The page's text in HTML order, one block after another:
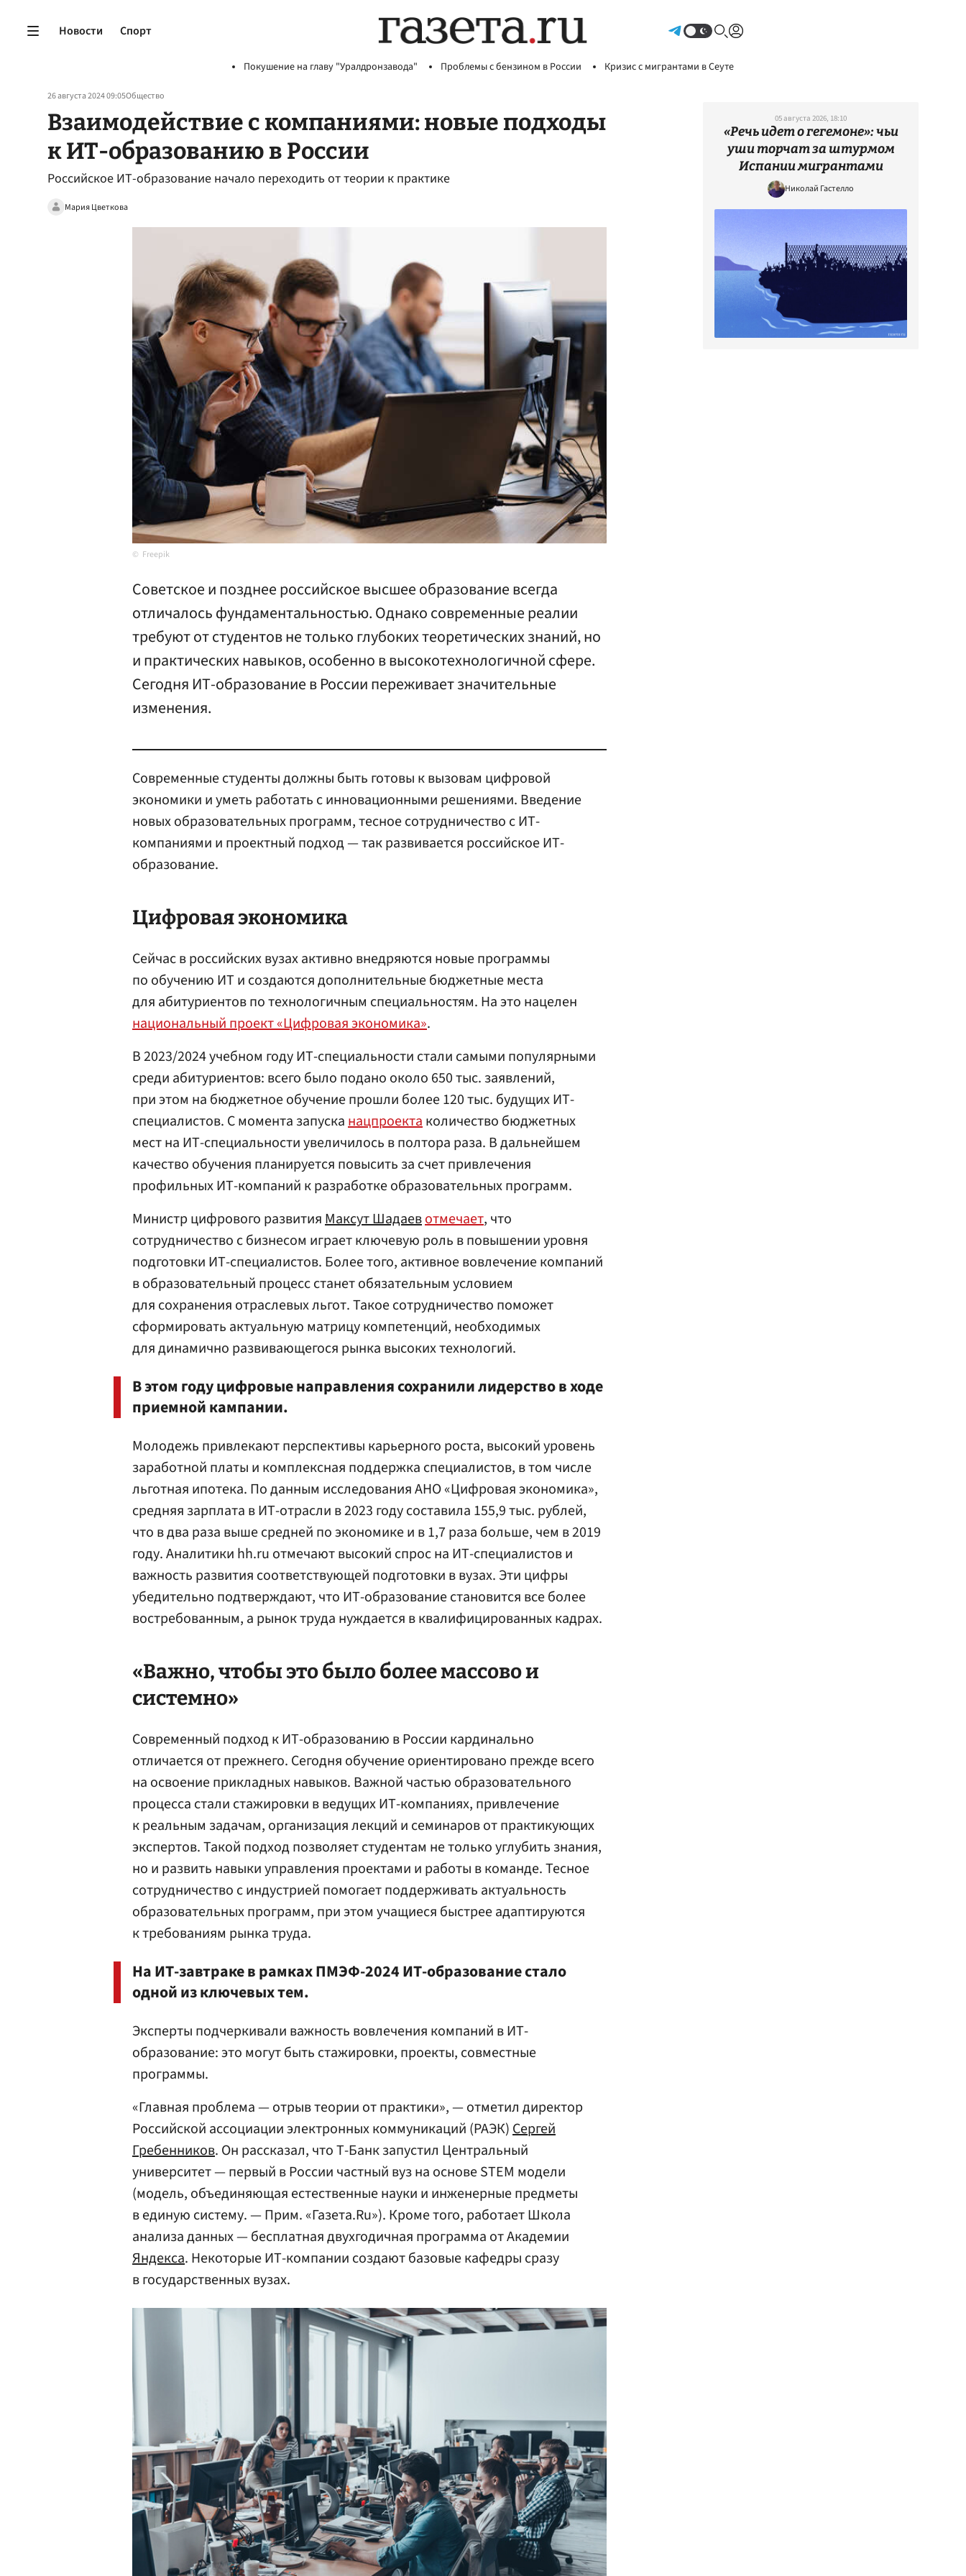
Новости Спорт
Покушение на главу "Уралдронзавода" Проблемы с бензином в России Кризис с мигрантами в Сеуте
26 августа 2024 09:05Общество
Взаимодействие с компаниями: новые подходы
к ИТ-образованию в России
Российское ИТ-образование начало переходить от теории к практике
Мария Цветкова
Freepik
Советское и позднее российское высшее образование всегда
отличалось фундаментальностью. Однако современные реалии
требуют от студентов не только глубоких теоретических знаний, но
и практических навыков, особенно в высокотехнологичной сфере.
Сегодня ИТ-образование в России переживает значительные
изменения.
Современные студенты должны быть готовы к вызовам цифровой
экономики и уметь работать с инновационными решениями. Введение
новых образовательных программ, тесное сотрудничество с ИТ-
компаниями и проектный подход — так развивается российское ИТ-
образование.
Цифровая экономика
Сейчас в российских вузах активно внедряются новые программы
по обучению ИТ и создаются дополнительные бюджетные места
для абитуриентов по технологичным специальностям. На это нацелен
национальный проект «Цифровая экономика».
В 2023/2024 учебном году ИТ-специальности стали самыми популярными
среди абитуриентов: всего было подано около 650 тыс. заявлений,
при этом на бюджетное обучение прошли более 120 тыс. будущих ИТ-
специалистов. С момента запусканацпроектаколичество бюджетных
мест на ИТ-специальности увеличилось в полтора раза. В дальнейшем
качество обучения планируется повысить за счет привлечения
профильных ИТ-компаний к разработке образовательных программ.
Министр цифрового развитияМаксут Шадаевотмечает, что
сотрудничество с бизнесом играет ключевую роль в повышении уровня
подготовки ИТ-специалистов. Более того, активное вовлечение компаний
в образовательный процесс станет обязательным условием
для сохранения отраслевых льгот. Такое сотрудничество поможет
сформировать актуальную матрицу компетенций, необходимых
для динамично развивающегося рынка высоких технологий.
В этом году цифровые направления сохранили лидерство в ходе
приемной кампании.
Молодежь привлекают перспективы карьерного роста, высокий уровень
заработной платы и комплексная поддержка специалистов, в том числе
льготная ипотека. По данным исследования АНО «Цифровая экономика»,
средняя зарплата в ИТ-отрасли в 2023 году составила 155,9 тыс. рублей,
что в два раза выше средней по экономике и в 1,7 раза больше, чем в 2019
году. Аналитики hh.ru отмечают высокий спрос на ИТ-специалистов и
важность развития соответствующей подготовки в вузах. Эти цифры
убедительно подтверждают, что ИТ-образование становится все более
востребованным, а рынок труда нуждается в квалифицированных кадрах.
«Важно, чтобы это было более массово и
системно»
Современный подход к ИТ-образованию в России кардинально
отличается от прежнего. Сегодня обучение ориентировано прежде всего
на освоение прикладных навыков. Важной частью образовательного
процесса стали стажировки в ведущих ИТ-компаниях, привлечение
к реальным задачам, организация лекций и семинаров от практикующих
экспертов. Такой подход позволяет студентам не только углубить знания,
но и развить навыки управления проектами и работы в команде. Тесное
сотрудничество с индустрией помогает поддерживать актуальность
образовательных программ, при этом учащиеся быстрее адаптируются
к требованиям рынка труда.
На ИТ-завтраке в рамках ПМЭФ-2024 ИТ-образование стало
одной из ключевых тем.
Эксперты подчеркивали важность вовлечения компаний в ИТ-
образование: это могут быть стажировки, проекты, совместные
программы.
«Главная проблема — отрыв теории от практики», — отметил директор
Российской ассоциации электронных коммуникаций (РАЭК)Сергей
Гребенников. Он рассказал, что Т-Банк запустил Центральный
университет — первый в России частный вуз на основе STEM модели
(модель, объединяющая естественные науки и инженерные предметы
в единую систему. — Прим. «Газета.Ru»). Кроме того, работает Школа
анализа данных — бесплатная двухгодичная программа от Академии
Яндекса. Некоторые ИТ-компании создают базовые кафедры сразу
в государственных вузах.
05 августа 2026, 18:10
«Речь идет о гегемоне»: чьи
уши торчат за штурмом
Испании мигрантами
Николай Гастелло